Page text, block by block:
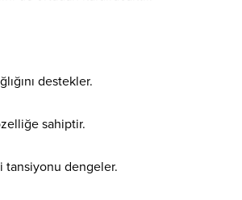
destekler.
sahiptir.
tansiyonu dengeler.